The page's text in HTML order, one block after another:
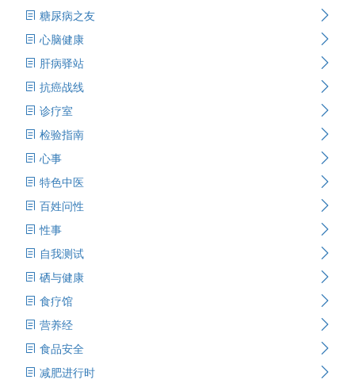
糖尿病之友
心脑健康
肝病驿站
抗癌战线
诊疗室
检验指南
心事
特色中医
百姓问性
性事
自我测试
硒与健康
食疗馆
营养经
食品安全
减肥进行时